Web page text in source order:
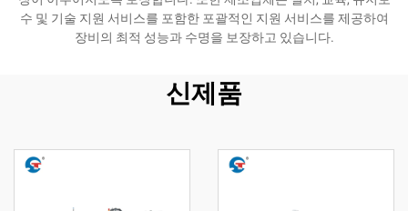
수 및 기술 지원 서비스를 포함한 포괄적인 지원 서비스를 제공하여
장비의 최적 성능과 수명을 보장하고 있습니다.
신제품